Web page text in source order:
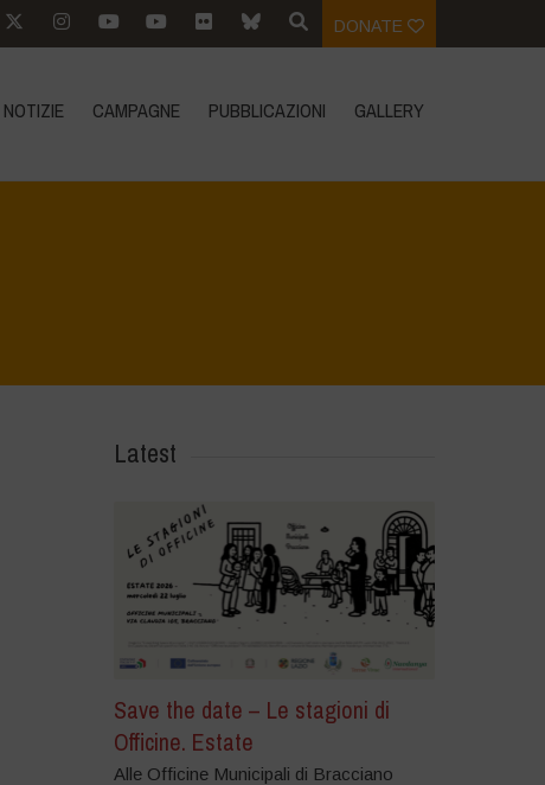
DONATE
NOTIZIE CAMPAGNE PUBBLICAZIONI GALLERY
Latest
Save the date – Le stagioni di
Officine. Estate
Alle Officine Municipali di Bracciano